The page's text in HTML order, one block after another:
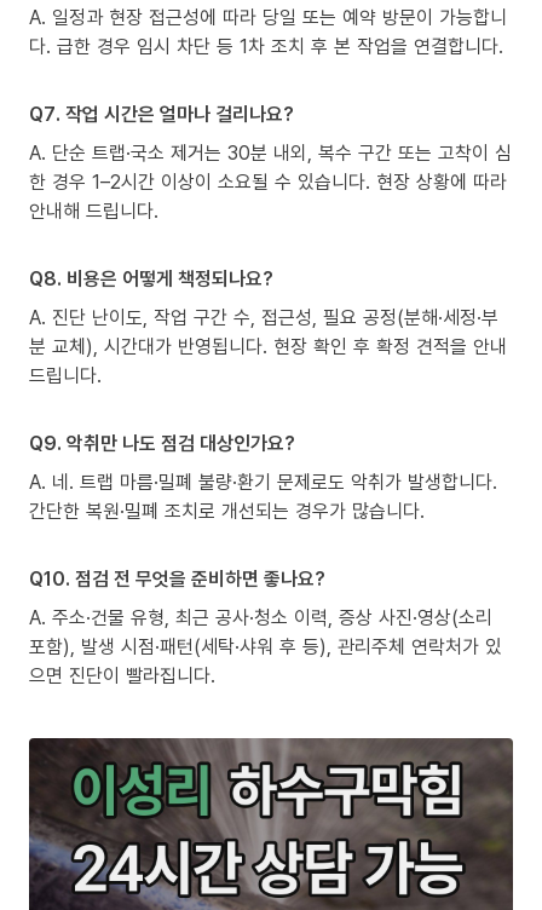
A. 일정과 현장 접근성에 따라 당일 또는 예약 방문이 가능합니
다. 급한 경우 임시 차단 등 1차 조치 후 본 작업을 연결합니다.
Q7. 작업 시간은 얼마나 걸리나요?
A. 단순 트랩·국소 제거는 30분 내외, 복수 구간 또는 고착이 심
한 경우 1–2시간 이상이 소요될 수 있습니다. 현장 상황에 따라
안내해 드립니다.
Q8. 비용은 어떻게 책정되나요?
A. 진단 난이도, 작업 구간 수, 접근성, 필요 공정(분해·세정·부
분 교체), 시간대가 반영됩니다. 현장 확인 후 확정 견적을 안내
드립니다.
Q9. 악취만 나도 점검 대상인가요?
A. 네. 트랩 마름·밀폐 불량·환기 문제로도 악취가 발생합니다.
간단한 복원·밀폐 조치로 개선되는 경우가 많습니다.
Q10. 점검 전 무엇을 준비하면 좋나요?
A. 주소·건물 유형, 최근 공사·청소 이력, 증상 사진·영상(소리
포함), 발생 시점·패턴(세탁·샤워 후 등), 관리주체 연락처가 있
으면 진단이 빨라집니다.